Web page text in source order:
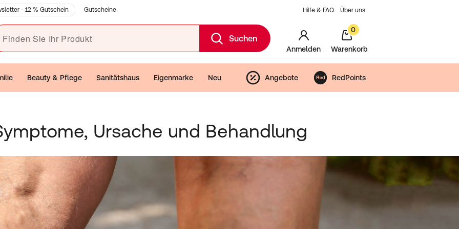
- 12 % Gutschein Gutscheine Hilfe & FAQ Über uns
Sie Ihr Produkt
Suchen
Anmelden
0
Warenkorb
Beauty & Pflege Sanitätshaus Eigenmarke Neu Angebote RedPoints
Ursache und Behandlung